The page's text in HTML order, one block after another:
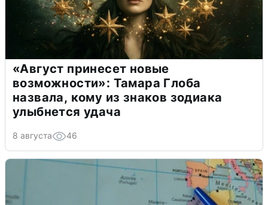
«Август принесет новые
возможности»: Тамара Глоба
назвала, кому из знаков зодиака
улыбнется удача
8 августа 46